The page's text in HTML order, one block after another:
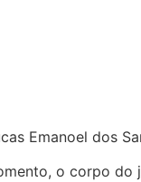
Emanoel dos
o corpo